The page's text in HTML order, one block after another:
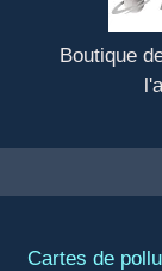
Boutique
Cartes de